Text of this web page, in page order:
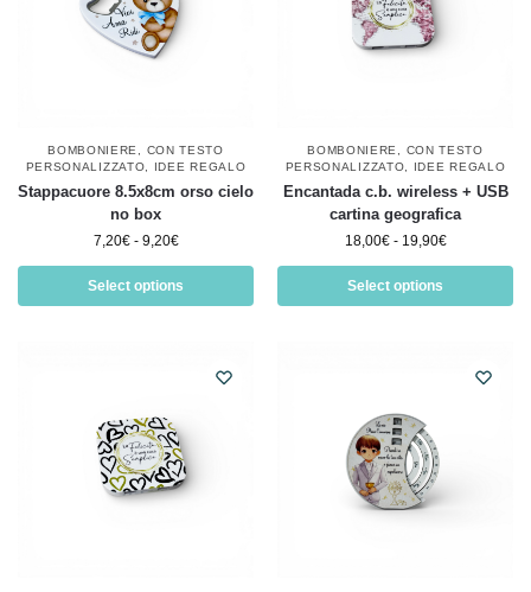
BOMBONIERE
CON TESTO
PERSONALIZZATO
IDEE REGALO
Stappacuore 8.5x8cm orso cielo
no box
7,20€ - 9,20€
Select options
BOMBONIERE
CON TESTO
PERSONALIZZATO
IDEE REGALO
Encantada c.b. wireless + USB
cartina geografica
18,00€ - 19,90€
Select options